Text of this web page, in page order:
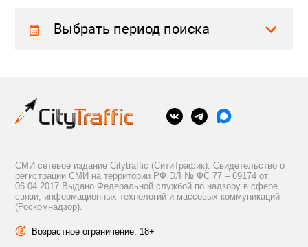
Выбрать период поиска
СМИ сетевое издание Citytraffic (СитиТрафик). Свидетельство о
регистрации СМИ на территории РФ ЭЛ № ФС 77 – 69174 от
06.04.2017 Выдано Федеральной службой по надзору в сфере
связи, информационных технологий и массовых коммуникаций
(Роскомнадзор).
Возрастное ограничение: 18+